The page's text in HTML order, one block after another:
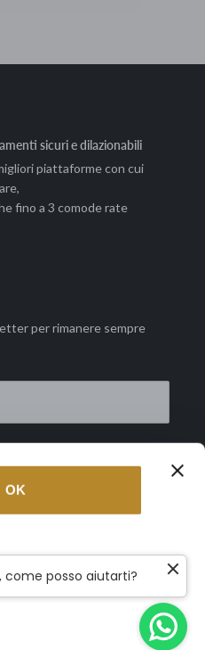
OK
sicuri e dilazionabili
piattaforme con cui
fino a 3 comode rate
per rimanere sempre
come posso aiutarti?